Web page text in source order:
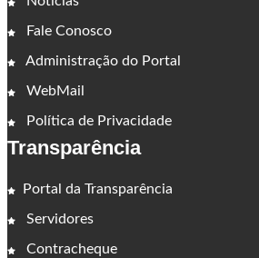
Fale Conosco
Administração do Portal
WebMail
Política de Privacidade
Transparência
Portal da Transparência
Servidores
Contracheque